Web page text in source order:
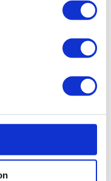
Spiegeln.
Button, der
wir
her